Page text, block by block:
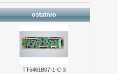
ostatnio
TT5461B07-1-C-3